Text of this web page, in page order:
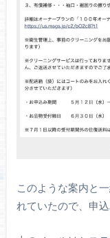
このような案内と
れていたので、申